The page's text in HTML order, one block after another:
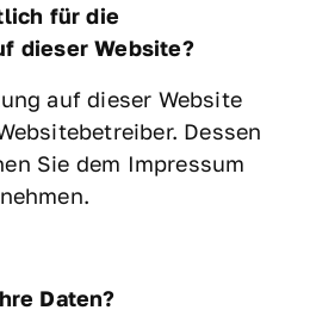
für die
dieser Website?
auf dieser Website
Dessen
Sie dem Impressum
Daten?